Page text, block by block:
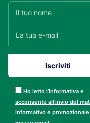
Ho letto l’informativa e
acconsento all’invio del
informativo e promozionale